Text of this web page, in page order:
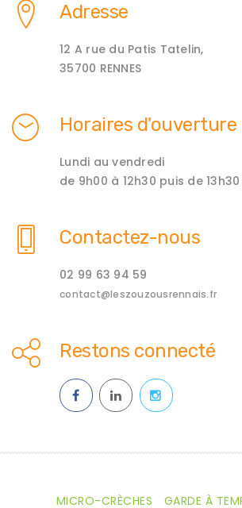
Adresse
12 A rue du Patis Tatelin,
35700 RENNES
Horaires d'ouverture
Lundi au vendredi
de 9h00 à 12h30 puis de 13h30
Contactez-nous
02 99 63 94 59
contact@leszouzousrennais.fr
Restons connecté
MICRO-CRÈCHES GARDE À